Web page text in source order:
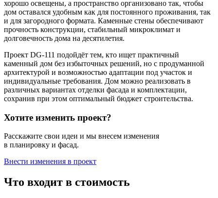
хорошо освещены, а пространство организовано так, чтобы
дом оставался удобным как для постоянного проживания, так
и для загородного формата. Каменные стены обеспечивают
прочность конструкции, стабильный микроклимат и
долговечность дома на десятилетия.
Проект DG-111 подойдёт тем, кто ищет практичный
каменный дом без избыточных решений, но с продуманной
архитектурой и возможностью адаптации под участок и
индивидуальные требования. Дом можно реализовать в
различных вариантах отделки фасада и комплектации,
сохранив при этом оптимальный бюджет строительства.
Хотите изменить проект?
Расскажите свои идеи и мы внесем изменения
в планировку и фасад.
Внести изменения в проект
Что входит в стоимость